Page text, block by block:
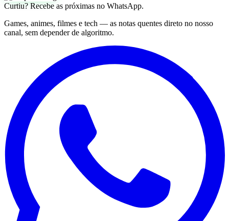
Curtiu? Recebe as próximas no WhatsApp.
Games, animes, filmes e tech — as notas quentes direto no nosso
canal, sem depender de algoritmo.